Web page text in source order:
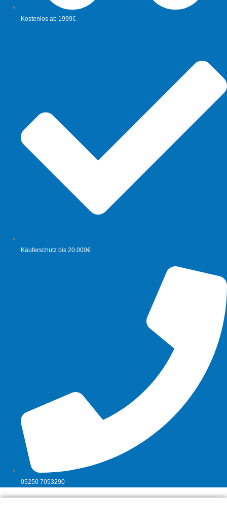
Kostenlos ab 1999€
Käuferschutz bis 20.000€
05250 7053290